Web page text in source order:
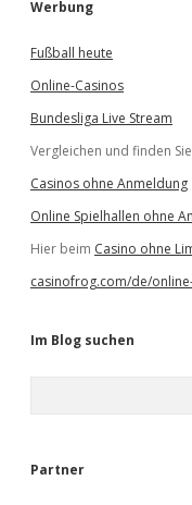
Werbung
Fußball heute
Online-Casinos
Bundesliga Live Stream
Vergleichen und finden
Casinos ohne Anmeldung
Online Spielhallen ohne
Hier beim Casino ohne
casinofrog.com/de/
Im Blog suchen
e
Partner